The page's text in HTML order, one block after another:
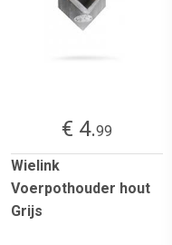
€ 4.99
Wielink
Voerpothouder hout
Grijs